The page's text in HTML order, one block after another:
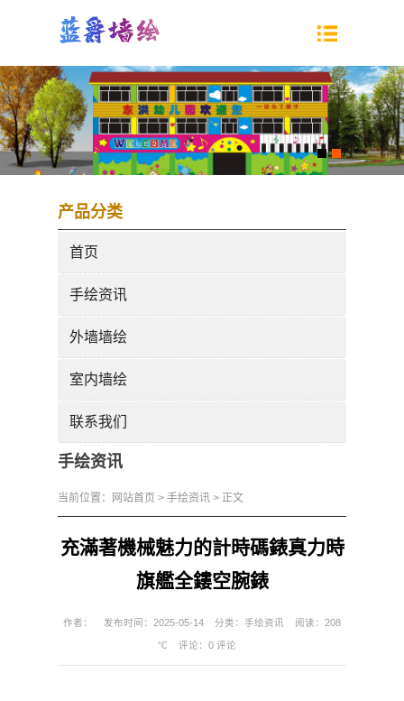
产品分类
首页
手绘资讯
外墙墙绘
室内墙绘
联系我们
手绘资讯
当前位置： 网站首页 > 手绘资讯 > 正文
充滿著機械魅力的計時碼錶真力時
旗艦全鏤空腕錶
作者： 发布时间：2025-05-14 分类： 手绘资讯 阅读：208
℃ 评论： 0 评论